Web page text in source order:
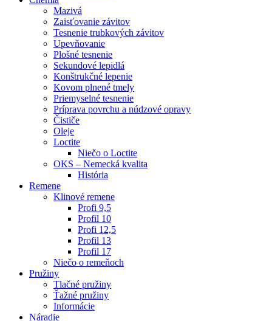
Mazivá
Zaisťovanie závitov
Tesnenie trubkových závitov
Upevňovanie
Plošné tesnenie
Sekundové lepidlá
Konštrukčné lepenie
Kovom plnené tmely
Priemyselné tesnenie
Príprava povrchu a núdzové opravy
Čističe
Oleje
Loctite
Niečo o Loctite
OKS – Nemecká kvalita
História
Remene
Klinové remene
Profi 9,5
Profil 10
Profi 12,5
Profil 13
Profil 17
Niečo o remeňoch
Pružiny
Tlačné pružiny
Ťažné pružiny
Informácie
Náradie